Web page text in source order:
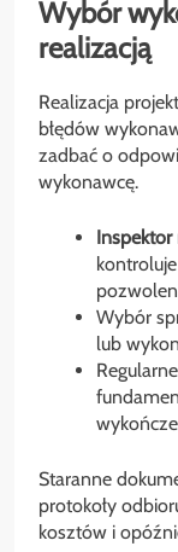
Wybór
realizacją
Realizacja
błędów
zadbać o
wykonawcę.
Inspektor
Wybór
lub
Staranne
protokoły
kosztów i